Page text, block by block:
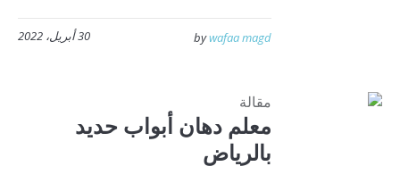
30 أبريل، 2022 bywafaa magd
مقالة
معلم دهان أبواب حديد
بالرياض